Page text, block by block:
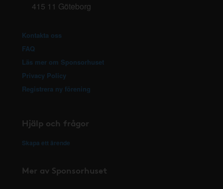
415 11 Göteborg
Kontakta oss
FAQ
Läs mer om Sponsorhuset
Privacy Policy
Registrera ny förening
Hjälp och frågor
Skapa ett ärende
Mer av Sponsorhuset